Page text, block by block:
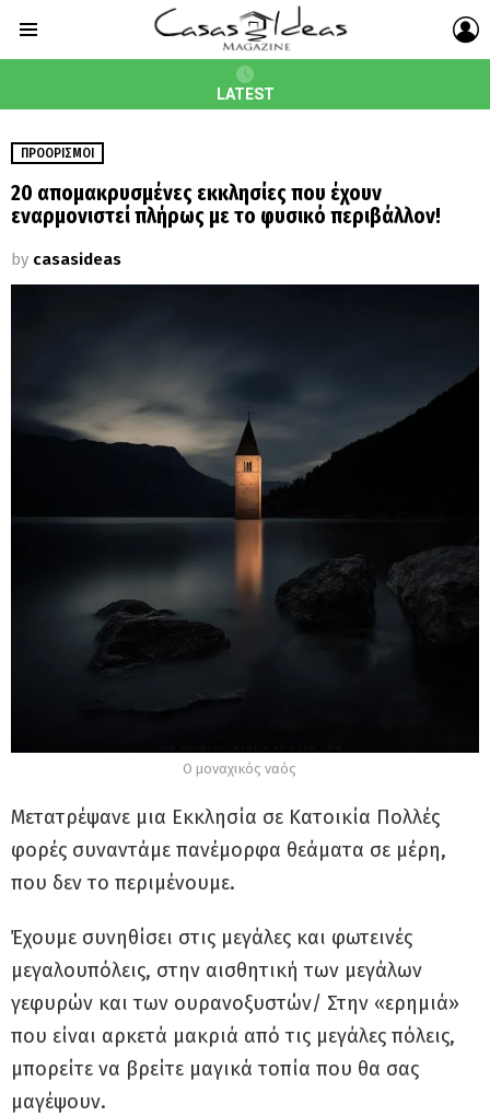
LATEST
ΠΡΟΟΡΙΣΜΟΊ
20 απομακρυσμένες εκκλησίες που έχουν
εναρμονιστεί πλήρως με το φυσικό περιβάλλον!
by casasideas
Ο μοναχικός ναός
Mετατρέψανε μια Eκκλησία σε Kατοικία Πολλές
φορές συναντάμε πανέμορφα θεάματα σε μέρη,
που δεν το περιμένουμε.
Έχουμε συνηθίσει στις μεγάλες και φωτεινές
μεγαλουπόλεις, στην αισθητική των μεγάλων
γεφυρών και των ουρανοξυστών/ Στην «ερημιά»
που είναι αρκετά μακριά από τις μεγάλες πόλεις,
μπορείτε να βρείτε μαγικά τοπία που θα σας
μαγέψουν.